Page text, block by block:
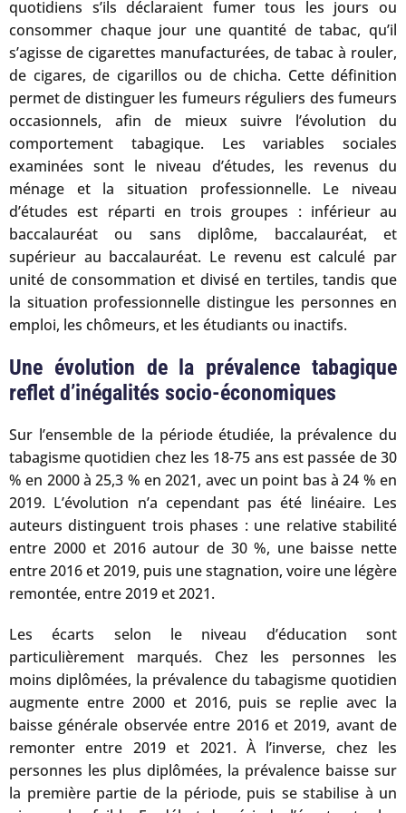
quotidiens s’ils déclaraient fumer tous les jours ou
consommer chaque jour une quantité de tabac, qu’il
s’agisse de cigarettes manufacturées, de tabac à rouler,
de cigares, de cigarillos ou de chicha. Cette définition
permet de distinguer les fumeurs réguliers des fumeurs
occasionnels, afin de mieux suivre l’évolution du
comportement tabagique. Les variables sociales
examinées sont le niveau d’études, les revenus du
ménage et la situation professionnelle. Le niveau
d’études est réparti en trois groupes : inférieur au
baccalauréat ou sans diplôme, baccalauréat, et
supérieur au baccalauréat. Le revenu est calculé par
unité de consommation et divisé en tertiles, tandis que
la situation professionnelle distingue les personnes en
emploi, les chômeurs, et les étudiants ou inactifs.
Une évolution de la prévalence tabagique
reflet d’inégalités socio-économiques
Sur l’ensemble de la période étudiée, la prévalence du
tabagisme quotidien chez les 18-75 ans est passée de 30
% en 2000 à 25,3 % en 2021, avec un point bas à 24 % en
2019. L’évolution n’a cependant pas été linéaire. Les
auteurs distinguent trois phases : une relative stabilité
entre 2000 et 2016 autour de 30 %, une baisse nette
entre 2016 et 2019, puis une stagnation, voire une légère
remontée, entre 2019 et 2021.
Les écarts selon le niveau d’éducation sont
particulièrement marqués. Chez les personnes les
moins diplômées, la prévalence du tabagisme quotidien
augmente entre 2000 et 2016, puis se replie avec la
baisse générale observée entre 2016 et 2019, avant de
remonter entre 2019 et 2021. À l’inverse, chez les
personnes les plus diplômées, la prévalence baisse sur
la première partie de la période, puis se stabilise à un